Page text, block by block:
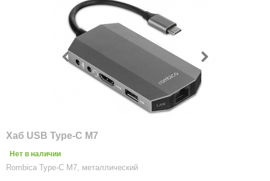
Хаб USB Type-C M7
Нет в наличии
Rombica Type-C M7, металлический